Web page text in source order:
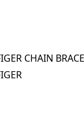
CHAIN